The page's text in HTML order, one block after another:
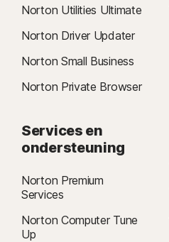
Norton Utilities Ultimate
Norton Driver Updater
Norton Small Business
Norton Private Browser
Services en
ondersteuning
Norton Premium
Services
Norton Computer Tune
Up